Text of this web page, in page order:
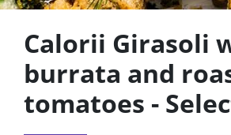
Calorii Girasoli
burrata and
tomatoes -